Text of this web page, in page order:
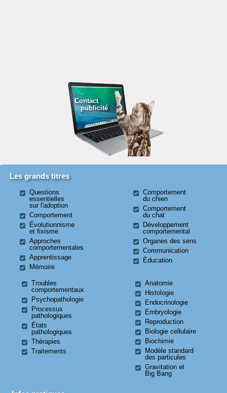
Contact
publicité
Les grands titres
Questions
essentielles
sur l'adoption
Comportement
Évolutionnisme
et fixisme
Approches
comportementales
Apprentissage
Mémoire
Comportement
du chien
Comportement
du chat
Développement
comportemental
Organes des sens
Communication
Éducation
Troubles
comportementaux
Psychopathologie
Processus
pathologiques
États
pathologiques
Thérapies
Traitements
Anatomie
Histologie
Endocrinologie
Embryologie
Reproduction
Biologie cellulaire
Biochimie
Modèle standard
des particules
Gravitation et
Big Bang